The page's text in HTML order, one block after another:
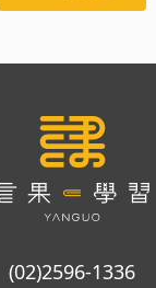
(02)2596-1336